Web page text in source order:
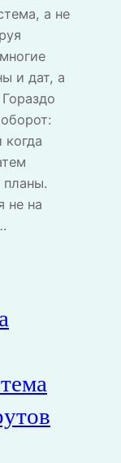
а не
и дат, а
когда
не на